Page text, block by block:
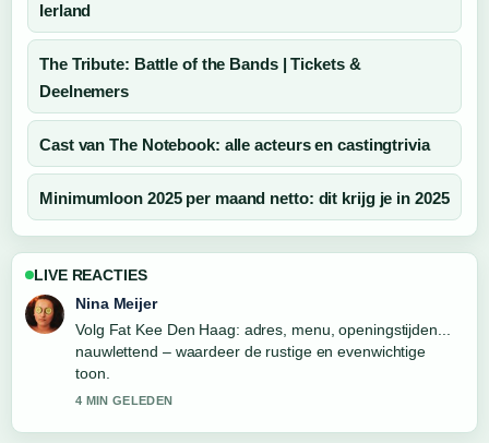
Ierland
The Tribute: Battle of the Bands | Tickets &
Deelnemers
Cast van The Notebook: alle acteurs en castingtrivia
Minimumloon 2025 per maand netto: dit krijg je in 2025
LIVE REACTIES
Nina Meijer
Volg Fat Kee Den Haag: adres, menu, openingstijden...
nauwlettend – waardeer de rustige en evenwichtige
toon.
4 MIN GELEDEN